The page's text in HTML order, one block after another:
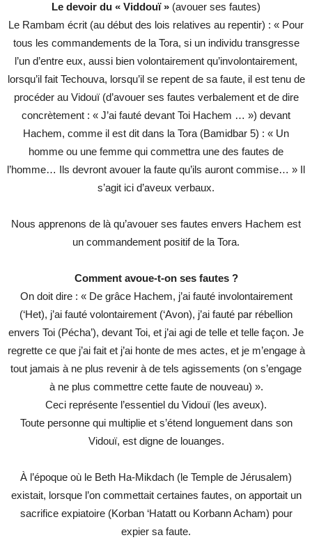
Le devoir du « Viddouï » (avouer ses fautes)
Le Rambam écrit (au début des lois relatives au repentir) : « Pour
tous les commandements de la Tora, si un individu transgresse
l’un d’entre eux, aussi bien volontairement qu’involontairement,
lorsqu’il fait Techouva, lorsqu’il se repent de sa faute, il est tenu de
procéder au Vidouï (d’avouer ses fautes verbalement et de dire
concrètement : « J’ai fauté devant Toi Hachem … ») devant
Hachem, comme il est dit dans la Tora (Bamidbar 5) : « Un
homme ou une femme qui commettra une des fautes de
l’homme… Ils devront avouer la faute qu’ils auront commise… » Il
s’agit ici d’aveux verbaux.
Nous apprenons de là qu’avouer ses fautes envers Hachem est
un commandement positif de la Tora.
Comment avoue-t-on ses fautes ?
On doit dire : « De grâce Hachem, j’ai fauté involontairement
(‘Het), j’ai fauté volontairement (‘Avon), j’ai fauté par rébellion
envers Toi (Pécha’), devant Toi, et j’ai agi de telle et telle façon. Je
regrette ce que j’ai fait et j’ai honte de mes actes, et je m’engage à
tout jamais à ne plus revenir à de tels agissements (on s’engage
à ne plus commettre cette faute de nouveau) ».
Ceci représente l’essentiel du Vidouï (les aveux).
Toute personne qui multiplie et s’étend longuement dans son
Vidouï, est digne de louanges.
À l’époque où le Beth Ha-Mikdach (le Temple de Jérusalem)
existait, lorsque l’on commettait certaines fautes, on apportait un
sacrifice expiatoire (Korban ‘Hatatt ou Korbann Acham) pour
expier sa faute.